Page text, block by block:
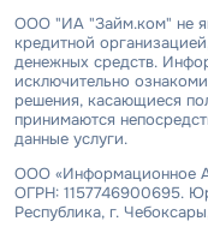
ООО "ИА "Займ.ком" не
кредитной
денежных средств.
исключительно
решения, касающиеся
принимаются
данные услуги.
ООО «Информационное
ОГРН: 1157746900695.
Республика, г.